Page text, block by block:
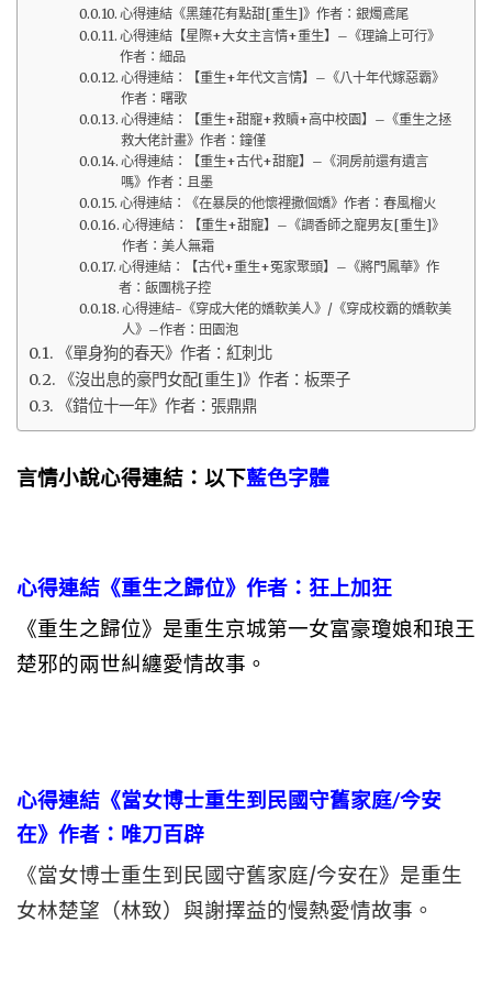
心得連結《黑蓮花有點甜[重生]》作者：銀燭鳶尾
心得連結【星際+大女主言情+重生】–《理論上可行》
作者：細品
心得連結：【重生+年代文言情】–《八十年代嫁惡霸》
作者：曙歌
心得連結：【重生+甜寵+救贖+高中校園】–《重生之拯
救大佬計畫》作者：鐘僅
心得連結：【重生+古代+甜寵】–《洞房前還有遺言
嗎》作者：且墨
心得連結：《在暴戾的他懷裡撒個嬌》作者：春風榴火
心得連結：【重生+甜寵】–《調香師之寵男友[重生]》
作者：美人無霜
心得連結：【古代+重生+冤家聚頭】–《將門鳳華》作
者：飯團桃子控
心得連結-《穿成大佬的嬌軟美人》/《穿成校霸的嬌軟美
人》–作者：田園泡
《單身狗的春天》作者：紅刺北
《沒出息的豪門女配[重生]》作者：板栗子
《錯位十一年》作者：張鼎鼎
言情小說心得連結：以下藍色字體
心得連結《重生之歸位》作者：狂上加狂
《重生之歸位》是重生京城第一女富豪瓊娘和琅王
楚邪的兩世糾纏愛情故事。
心得連結《當女博士重生到民國守舊家庭/今安
在》作者：唯刀百辟
《當女博士重生到民國守舊家庭/今安在》是重生
女林楚望（林致）與謝擇益的慢熱愛情故事。